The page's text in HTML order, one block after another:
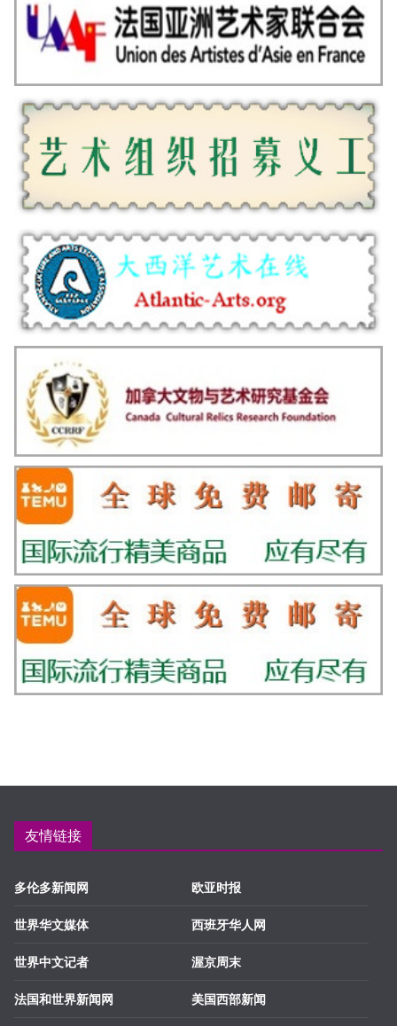
友情链接
多伦多新闻网
世界华文媒体
世界中文记者
法国和世界新闻网
欧亚时报
西班牙华人网
渥京周末
美国西部新闻